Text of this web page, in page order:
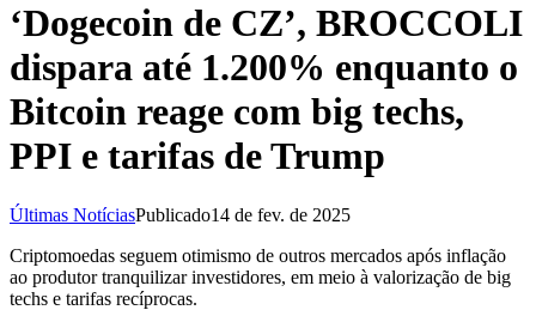
‘Dogecoin de CZ’, BROCCOLI
dispara até 1.200% enquanto o
Bitcoin reage com big techs,
PPI e tarifas de Trump
Últimas NotíciasPublicado14 de fev. de 2025
Criptomoedas seguem otimismo de outros mercados após inflação
ao produtor tranquilizar investidores, em meio à valorização de big
techs e tarifas recíprocas.